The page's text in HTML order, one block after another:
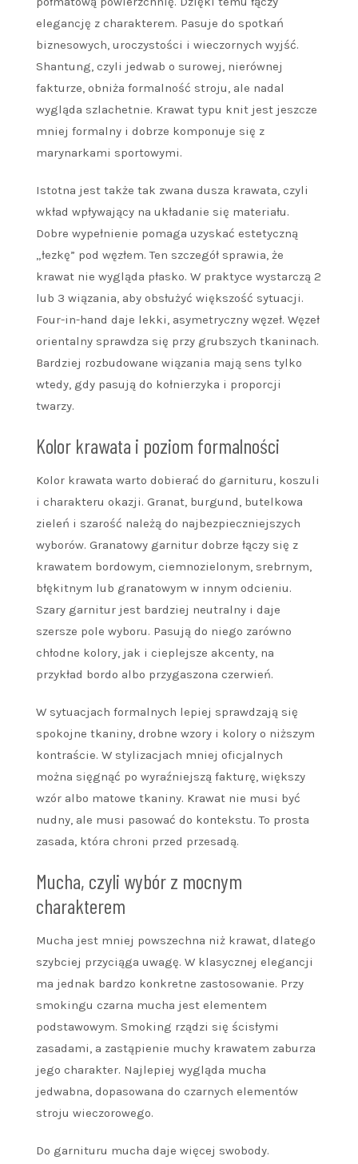
elegancję z charakterem. Pasuje do spotkań
biznesowych, uroczystości i wieczornych wyjść.
Shantung, czyli jedwab o surowej, nierównej
fakturze, obniża formalność stroju, ale nadal
wygląda szlachetnie. Krawat typu knit jest jeszcze
mniej formalny i dobrze komponuje się z
marynarkami sportowymi.
Istotna jest także tak zwana dusza krawata, czyli
wkład wpływający na układanie się materiału.
Dobre wypełnienie pomaga uzyskać estetyczną
„łezkę” pod węzłem. Ten szczegół sprawia, że
krawat nie wygląda płasko. W praktyce wystarczą 2
lub 3 wiązania, aby obsłużyć większość sytuacji.
Four-in-hand daje lekki, asymetryczny węzeł. Węzeł
orientalny sprawdza się przy grubszych tkaninach.
Bardziej rozbudowane wiązania mają sens tylko
wtedy, gdy pasują do kołnierzyka i proporcji
twarzy.
Kolor krawata i poziom formalności
Kolor krawata warto dobierać do garnituru, koszuli
i charakteru okazji. Granat, burgund, butelkowa
zieleń i szarość należą do najbezpieczniejszych
wyborów. Granatowy garnitur dobrze łączy się z
krawatem bordowym, ciemnozielonym, srebrnym,
błękitnym lub granatowym w innym odcieniu.
Szary garnitur jest bardziej neutralny i daje
szersze pole wyboru. Pasują do niego zarówno
chłodne kolory, jak i cieplejsze akcenty, na
przykład bordo albo przygaszona czerwień.
W sytuacjach formalnych lepiej sprawdzają się
spokojne tkaniny, drobne wzory i kolory o niższym
kontraście. W stylizacjach mniej oficjalnych
można sięgnąć po wyraźniejszą fakturę, większy
wzór albo matowe tkaniny. Krawat nie musi być
nudny, ale musi pasować do kontekstu. To prosta
zasada, która chroni przed przesadą.
Mucha, czyli wybór z mocnym
charakterem
Mucha jest mniej powszechna niż krawat, dlatego
szybciej przyciąga uwagę. W klasycznej elegancji
ma jednak bardzo konkretne zastosowanie. Przy
smokingu czarna mucha jest elementem
podstawowym. Smoking rządzi się ścisłymi
zasadami, a zastąpienie muchy krawatem zaburza
jego charakter. Najlepiej wygląda mucha
jedwabna, dopasowana do czarnych elementów
stroju wieczorowego.
Do garnituru mucha daje więcej swobody.